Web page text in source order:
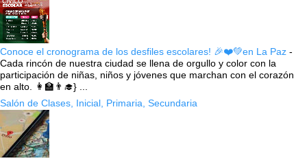
Conoce el cronograma de los desfiles escolares! 🎉❤️💚en La Paz -
Cada rincón de nuestra ciudad se llena de orgullo y color con la
participación de niñas, niños y jóvenes que marchan con el corazón
en alto. 👩‍🏫👨‍🎓} ...
Salón de Clases, Inicial, Primaria, Secundaria